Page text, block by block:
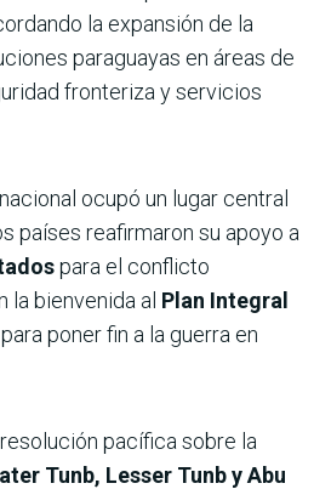
la expansión de la
paraguayas en áreas de
fronteriza y servicios
ocupó un lugar central
países reafirmaron su apoyo a
para el conflicto
la bienvenida al Plan Integral
para poner fin a la guerra en
pacífica sobre la
Tunb, Lesser Tunb y Abu